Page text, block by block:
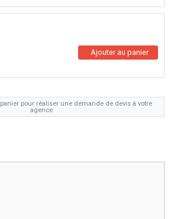
pour réaliser une demande de devis à votre
agence
Ajouter au panier